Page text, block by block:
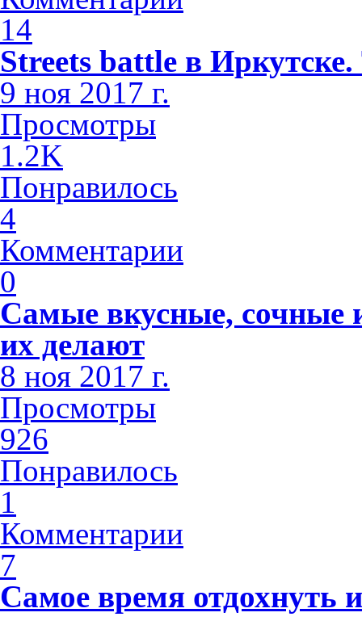
14
Streets battle в
9 ноя 2017 г.
Просмотры
1.2K
Понравилось
4
Комментарии
0
Самые вкусные, сочные
их делают
8 ноя 2017 г.
Просмотры
926
Понравилось
1
Комментарии
7
Самое время отдохнуть